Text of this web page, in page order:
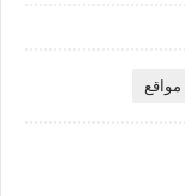
مواقع